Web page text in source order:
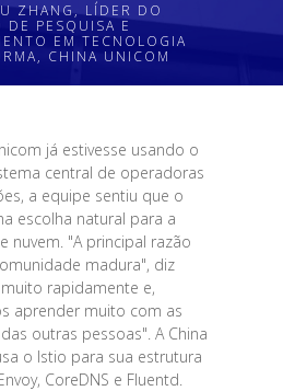
ZHANG, LÍDER DO
DE PESQUISA E
EM TECNOLOGIA
CHINA UNICOM
já estivesse usando o
central de operadoras
a equipe sentiu que o
escolha natural para a
nuvem. "A principal razão
madura", diz
muito rapidamente e,
aprender muito com as
outras pessoas". A China
o Istio para sua estrutura
CoreDNS e Fluentd.